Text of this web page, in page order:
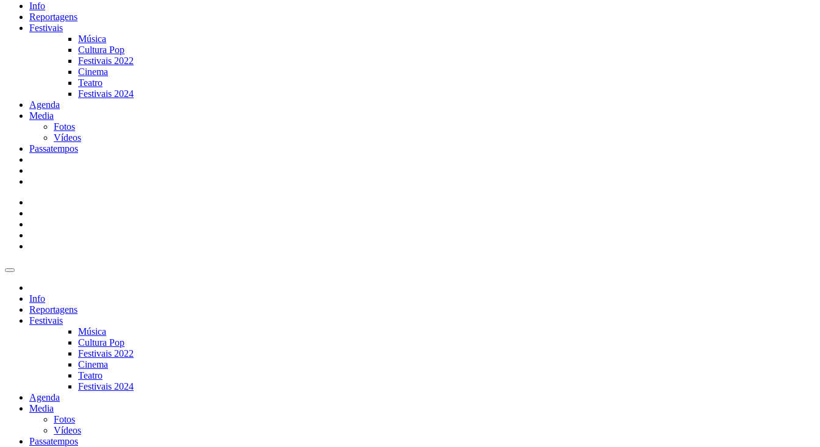
Info
Reportagens
Festivais
Música
Cultura Pop
Festivais 2022
Cinema
Teatro
Festivais 2024
Agenda
Media
Fotos
Vídeos
Passatempos
Info
Reportagens
Festivais
Música
Cultura Pop
Festivais 2022
Cinema
Teatro
Festivais 2024
Agenda
Media
Fotos
Vídeos
Passatempos